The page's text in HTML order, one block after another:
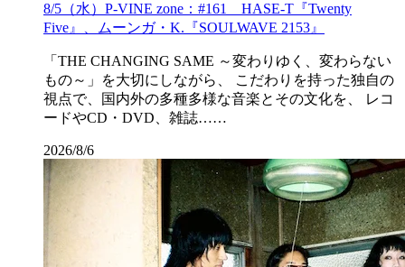
8/5（水）P-VINE zone：#161 HASE-T『Twenty
Five』、ムーンガ・K.『SOULWAVE 2153』
「THE CHANGING SAME ～変わりゆく、変わらない
もの～」を大切にしながら、 こだわりを持った独自の
視点で、国内外の多種多様な音楽とその文化を、 レコ
ードやCD・DVD、雑誌……
2026/8/6